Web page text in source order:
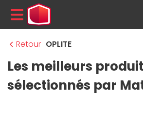
MENU
Retour OPLITE
Les meilleurs
sélectionnés par